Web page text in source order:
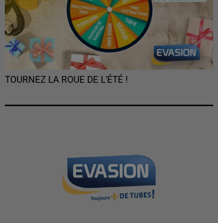
TOURNEZ LA ROUE DE L'ÉTÉ !